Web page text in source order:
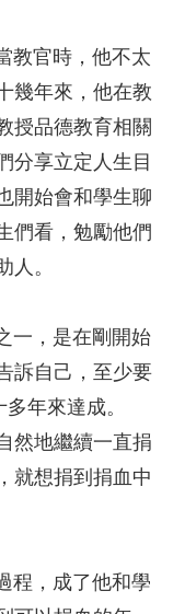
官時，他不太
幾年來，他在教
授品德教育相關
分享立定人生目
開始會和學生聊
們看，勉勵他們
人。
，是在剛開始
訴自己，至少要
年來達成。
然地繼續一直捐
就想捐到捐血中
，成了他和學